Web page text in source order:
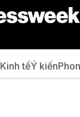
Kinh tếÝ kiến